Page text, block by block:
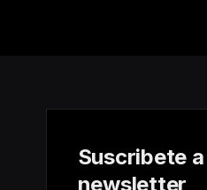
Suscribete
newsletter